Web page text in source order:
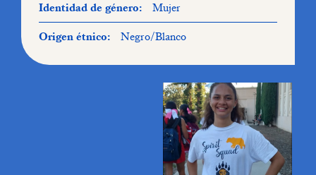
Identidad de género: Mujer
Origen étnico: Negro/Blanco